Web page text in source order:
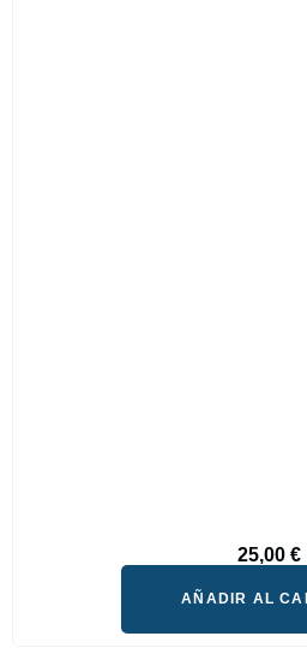
25,00 €
AÑADIR AL